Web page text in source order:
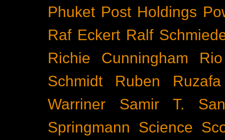
Phuket Post Holdings
Raf Eckert Ralf
Richie Cunningham
Rio
Schmidt
Ruben Ruzafa
Warriner
Samir T.
Springmann
Science